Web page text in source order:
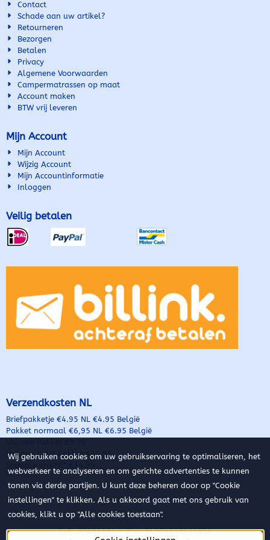
campers, caravans en boten
Met een lengte van 25 cm is
deze slang perfect voor
toepassingen waar weinig
ruimte beschikbaar is. De ...
Contact
Schade aan uw artikel?
Retourneren
Bezorgen
Betalen
Privacy
Algemene Voorwaarden
Campermatrassen op maat
Account maken
BTW vrij leveren
Mijn Account
Mijn Account
Wijzig Account
Mijn Accountinformatie
Inloggen
Veilig betalen
Verzendkosten NL
Briefpakketje €4.95 NL €4.95 België
Pakket normaal €6,95 NL €6.95 België
Volume PLUS Pakket €16.95
KvK: 90889134 - Btw: NL004849646B58
Wij gebruiken cookies om uw gebruikservaring te optimaliseren, het
webverkeer te analyseren en om gerichte advertenties te kunnen
tonen via derde partijen. U kunt deze beheren door op "Cookie
instellingen" te klikken. Als u akkoord gaat met ons gebruik van
cookies, klikt u op "Alle cookies toestaan".